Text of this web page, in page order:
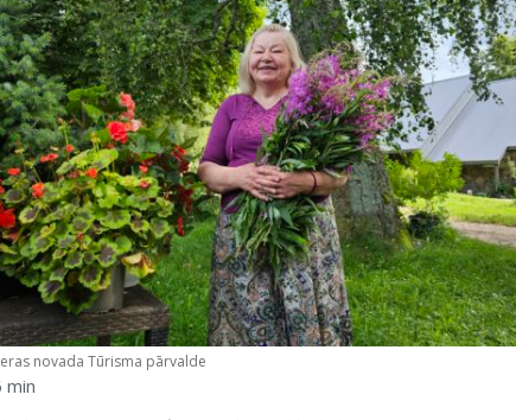
novada Tūrisma pārvalde
min